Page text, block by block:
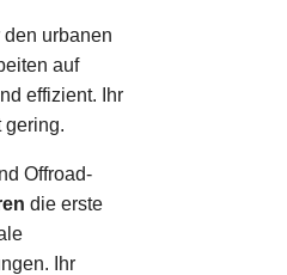
den urbanen
auf
effizient. Ihr
gering.
Offroad-
die erste
Ihr